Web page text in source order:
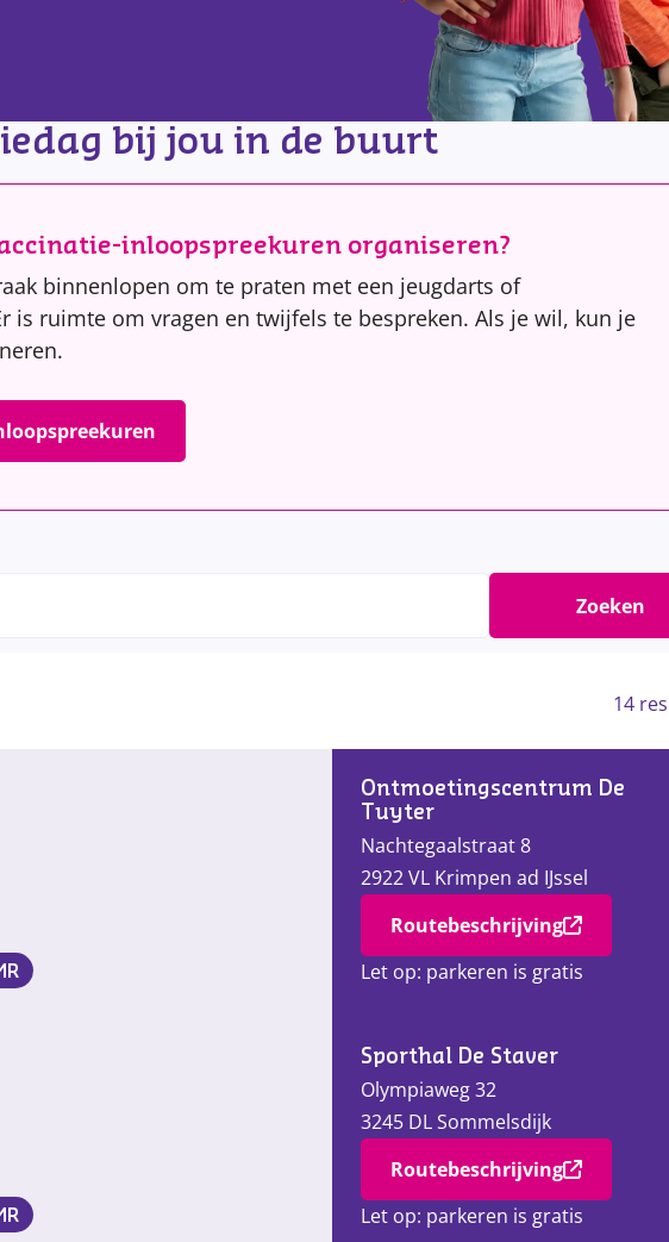
bij jou in de buurt
inloopspreekuren organiseren?
binnenlopen om te praten met een jeugdarts of
is ruimte om vragen en twijfels te bespreken. Als je wil, kun je
Zoeken
14
Ontmoetingscentrum De
Tuyter
Nachtegaalstraat 8
2922 VL Krimpen ad IJssel
Routebeschrijving
Let op: parkeren is gratis
Sporthal De Staver
Olympiaweg 32
3245 DLSommelsdijk
Routebeschrijving
Let op: parkeren is gratis